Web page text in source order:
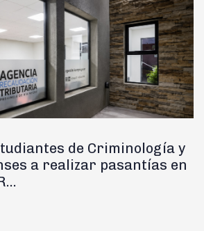
de Criminología y
a realizar pasantías en